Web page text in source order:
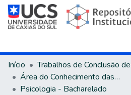
Início
Área do Conhecimento das Ciências Humanas
Psicologia - Bacharelado